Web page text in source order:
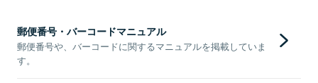
郵便番号・バーコードマニュアル
郵便番号や、バーコードに関するマニュアルを掲載していま
す。